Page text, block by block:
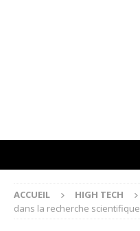
ACCUEIL HIGH TECH
dans la recherche scientifique